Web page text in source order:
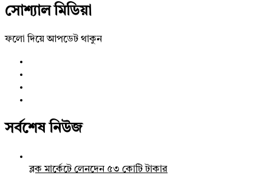
সোশ্যাল মিডিয়া
ফলো দিয়ে আপডেট থাকুন
সর্বশেষ নিউজ
ব্লক মার্কেটে লেনদেন ৫৩ কোটি টাকার